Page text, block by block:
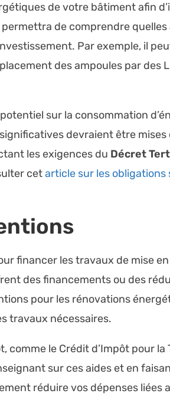
de votre bâtiment afin
de comprendre
Par exemple, il
des ampoules par des
sur la consommation
devraient être
les exigences du Décret
cetarticle sur les obligations
financer les travaux de mise
des financements ou des
pour les rénovations
travaux nécessaires.
comme le Crédit d’Impôt pour
sur ces aides et en
réduire vos dépenses liées